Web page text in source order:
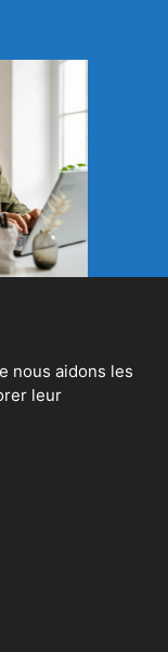
nous aidons les
leur